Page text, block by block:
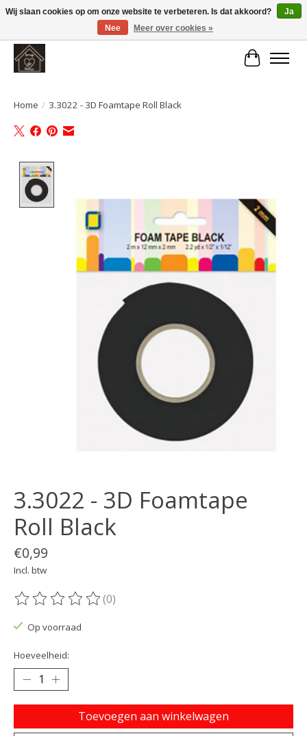
Large selection of products and fast shipping!
Home / 3.3022 - 3D Foamtape Roll Black
3.3022 - 3D Foamtape
Roll Black
€0,99
Incl. btw
De beoordeling van dit product is
(0)
Op voorraad
Hoeveelheid:
Toevoegen aan winkelwagen
Wij slaan cookies op om onze website te verbeteren. Is dat akkoord?
Ja
Nee
Meer over cookies »